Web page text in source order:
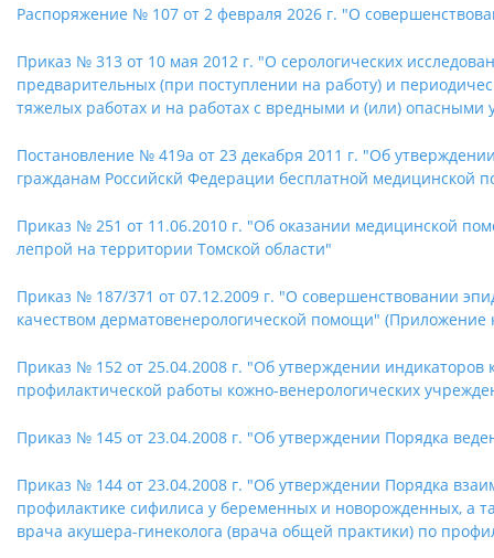
Распоряжение № 107 от 2 февраля 2026 г. "О
Приказ № 313 от 10 мая 2012 г. "О серологических
предварительных (при поступлении на работу) и
тяжелых работах и на работах с вредными и (или) опасными
Постановление № 419а от 23 декабря 2011 г. "Об
гражданам Российскй Федерации бесплатной медицинской
Приказ № 251 от 11.06.2010 г. "Об оказании медицинской
лепрой на территории Томской области"
Приказ № 187/371 от 07.12.2009 г. "О совершенствовании
качеством дерматовенерологической помощи" (Приложение
Приказ № 152 от 25.04.2008 г. "Об утверждении
профилактической работы кожно-венерологических
Приказ № 145 от 23.04.2008 г. "Об утверждении Порядка
Приказ № 144 от 23.04.2008 г. "Об утверждении Порядка
профилактике сифилиса у беременных и новорожденных, а
врача акушера-гинеколога (врача общей практики) по